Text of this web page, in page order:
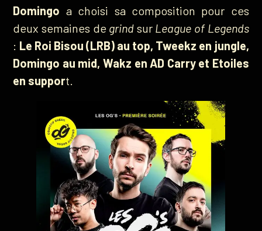
Domingo a choisi sa composition pour ces
deux semaines de grind sur League of Legends
: Le Roi Bisou (LRB) au top, Tweekz en jungle,
Domingo au mid, Wakz en AD Carry et Etoiles
en support.